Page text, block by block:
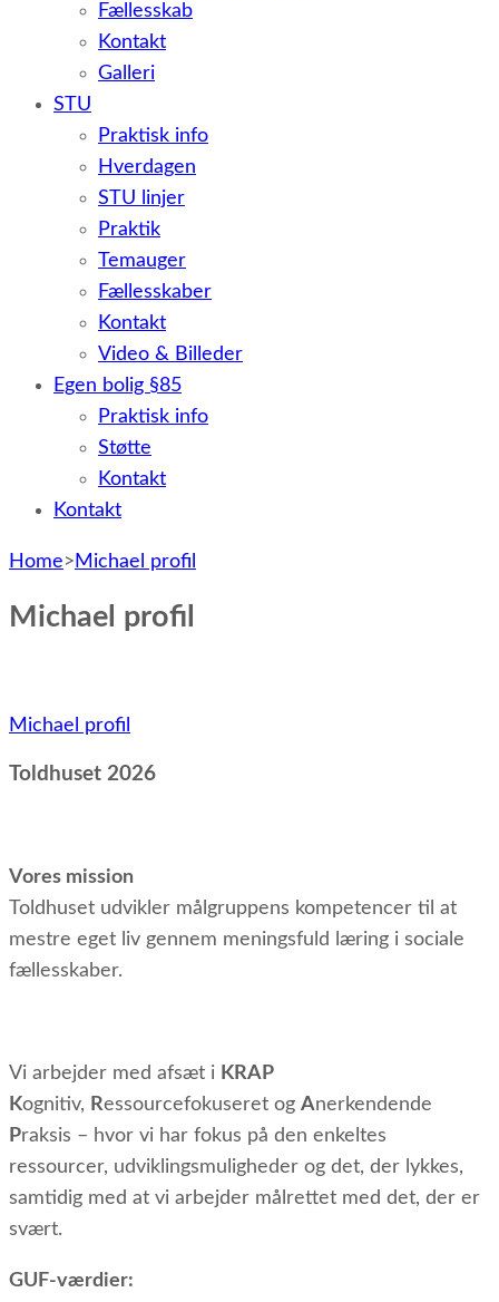
Fællesskab
Kontakt
Galleri
STU
Praktisk info
Hverdagen
STU linjer
Praktik
Temauger
Fællesskaber
Kontakt
Video & Billeder
Egen bolig §85
Praktisk info
Støtte
Kontakt
Kontakt
Home> Michael profil
Michael profil
Indlægsnavigation
Michael profil
Toldhuset 2026
Vores mission
Toldhuset udvikler målgruppens kompetencer til at
mestre eget liv gennem meningsfuld læring i sociale
fællesskaber.
Vi arbejder med afsæt i KRAP
Kognitiv, Ressourcefokuseret og Anerkendende
Praksis – hvor vi har fokus på den enkeltes
ressourcer, udviklingsmuligheder og det, der lykkes,
samtidig med at vi arbejder målrettet med det, der er
svært.
GUF-værdier: